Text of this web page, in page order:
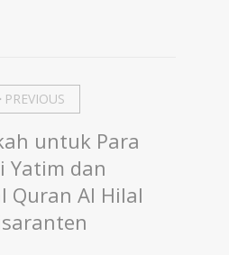
PREVIOUS
untuk Para
Yatim dan
Quran Al Hilal